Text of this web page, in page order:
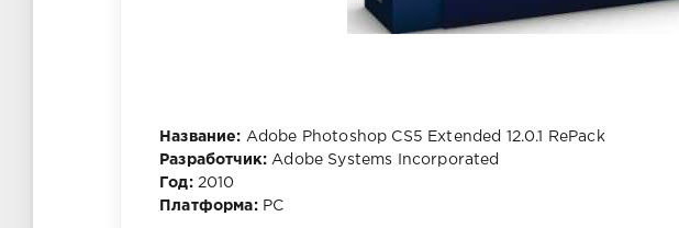
Название: Adobe Photoshop CS5 Extended 12.0.1 RePack
Разработчик: Adobe Systems Incorporated
Год: 2010
Платформа: PC